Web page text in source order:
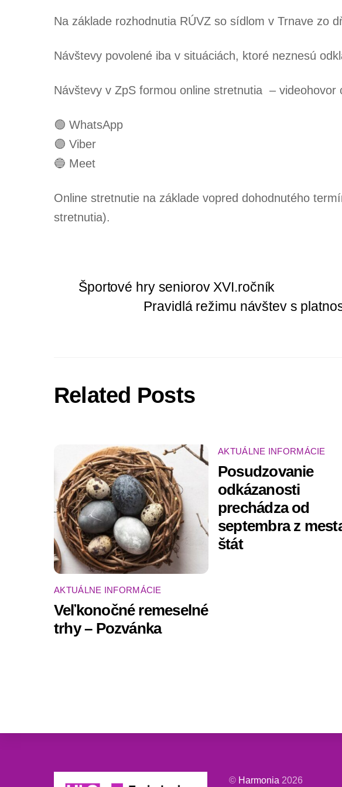
Na základe rozhodnutia RÚVZ so sídlom v Trnave zo
Návštevy povolené iba v situáciách, ktoré neznesú
Návštevy v ZpS formou online stretnutia – videohovor
🟢 WhatsApp
🟣 Viber
🔵 Meet
Online stretnutie na základe vopred dohodnutého
stretnutia).
Športové hry seniorov XVI.ročník
Pravidlá režimu návštev s
Related Posts
AKTUÁLNE INFORMÁCIE
Veľkonočné remeselné
trhy – Pozvánka
AKTUÁLNE INFORMÁCIE
Posudzovanie
odkázanosti
prechádza od
septembra z
štát
© Harmonia 2026